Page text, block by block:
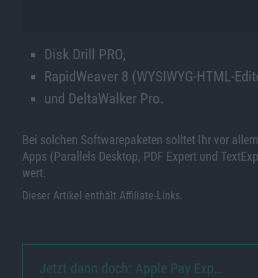
Disk Drill PRO,
RapidWeaver 8 (WYSIWYG-HTML-
und DeltaWalker Pro.
Bei solchen Softwarepaketen solltet Ihr vor
Apps (Parallels Desktop, PDF Expert und
wert.
Dieser Artikel enthält Affiliate-Links.
Jetzt dann doch: Apple Pay Exp…